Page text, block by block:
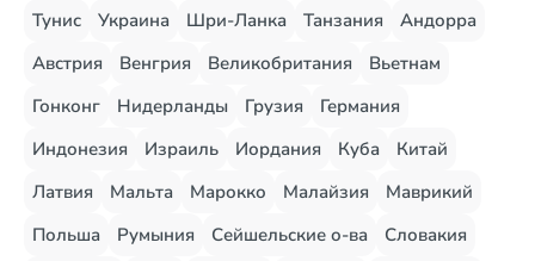
Тунис
Украина Шри-Ланка Танзания
Андорра
Австрия
Венгрия Великобритания
Вьетнам
Гонконг
Нидерланды Грузия
Германия
Индонезия
Израиль Иордания Куба
Китай
Латвия
Мальта Марокко Малайзия
Маврикий
Польша
Румыния Сейшельские о-ва
Словакия